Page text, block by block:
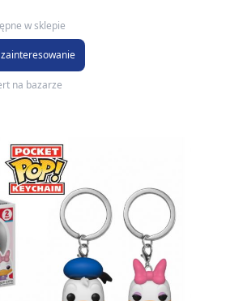
w sklepie
zainteresowanie
na bazarze